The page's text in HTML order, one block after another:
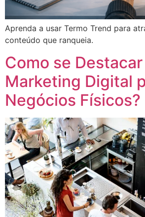
Aprenda a usar Termo Trend para
conteúdo que ranqueia.
Como se
Marketing Digital
Negócios Físicos?